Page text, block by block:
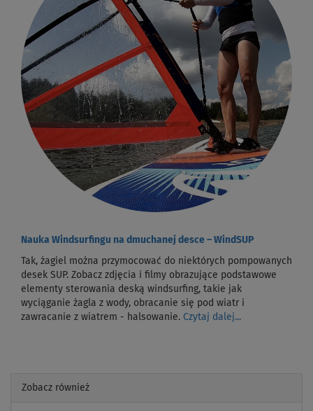
Nauka Windsurfingu na dmuchanej desce – WindSUP
Tak, żagiel można przymocować do niektórych pompowanych
desek SUP. Zobacz zdjęcia i filmy obrazujące podstawowe
elementy sterowania deską windsurfing, takie jak
wyciąganie żagla z wody, obracanie się pod wiatr i
zawracanie z wiatrem - halsowanie. Czytaj dalej...
Zobacz również